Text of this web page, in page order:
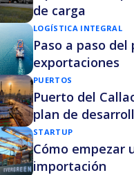
de carga
LOGÍSTICA INTEGRAL
Paso a paso del
exportaciones
PUERTOS
Puerto del
plan de
STARTUP
Cómo empezar
importación